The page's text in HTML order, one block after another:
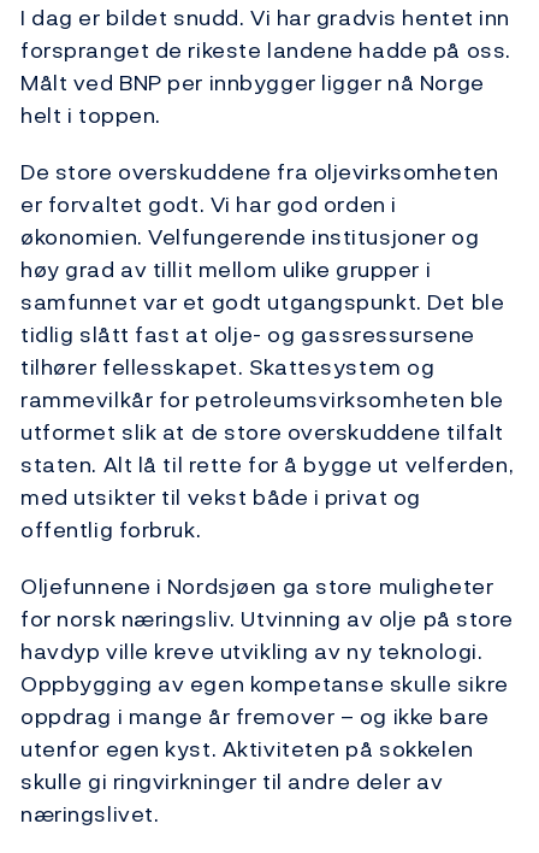
I dag er bildet snudd. Vi har gradvis hentet inn
forspranget de rikeste landene hadde på oss.
Målt ved BNP per innbygger ligger nå Norge
helt i toppen.
De store overskuddene fra oljevirksomheten
er forvaltet godt. Vi har god orden i
økonomien. Velfungerende institusjoner og
høy grad av tillit mellom ulike grupper i
samfunnet var et godt utgangspunkt. Det ble
tidlig slått fast at olje- og gassressursene
tilhører fellesskapet. Skattesystem og
rammevilkår for petroleumsvirksomheten ble
utformet slik at de store overskuddene tilfalt
staten. Alt lå til rette for å bygge ut velferden,
med utsikter til vekst både i privat og
offentlig forbruk.
Oljefunnene i Nordsjøen ga store muligheter
for norsk næringsliv. Utvinning av olje på store
havdyp ville kreve utvikling av ny teknologi.
Oppbygging av egen kompetanse skulle sikre
oppdrag i mange år fremover – og ikke bare
utenfor egen kyst. Aktiviteten på sokkelen
skulle gi ringvirkninger til andre deler av
næringslivet.